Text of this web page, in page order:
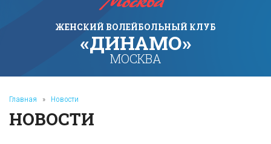
ЖЕНСКИЙ ВОЛЕЙБОЛЬНЫЙ КЛУБ
«ДИНАМО»
МОСКВА
Главная » Новости
НОВОСТИ